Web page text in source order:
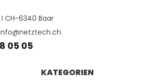
CH-6340 Baar
05 05
KATEGORIEN